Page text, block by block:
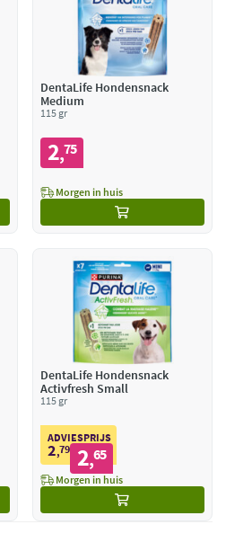
DentaLife Hondensnack
Medium
115 gr
2,75
Morgen in huis
DentaLife Hondensnack
Activfresh Small
115 gr
ADVIESPRIJS
2,79 2,65
Morgen in huis